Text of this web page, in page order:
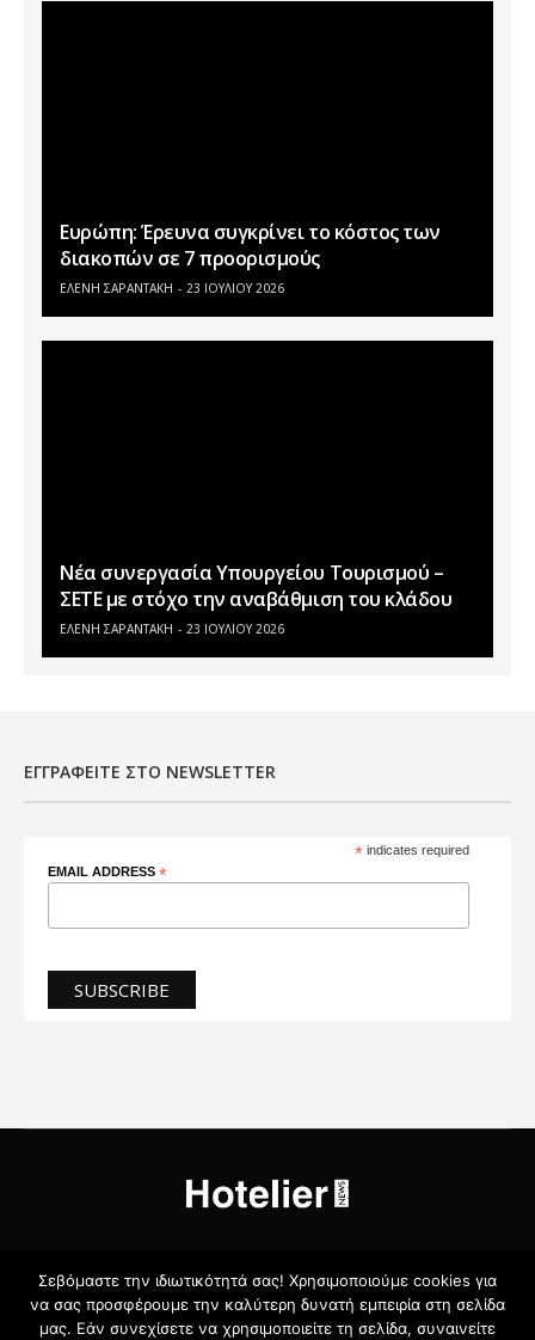
Ευρώπη: Έρευνα συγκρίνει το κόστος των
διακοπών σε 7 προορισμούς
ΕΛΕΝΗ ΣΑΡΑΝΤΑΚΗ 23 ΙΟΥΛΊΟΥ 2026
Νέα συνεργασία Υπουργείου Τουρισμού –
ΣΕΤΕ με στόχο την αναβάθμιση του κλάδου
ΕΛΕΝΗ ΣΑΡΑΝΤΑΚΗ 23 ΙΟΥΛΊΟΥ 2026
ΕΓΓΡΑΦΕΊΤΕ ΣΤΟ NEWSLETTER
* indicates required
EMAIL ADDRESS *
PROFILES
ΠΟΞ ΔΙΑΦΗΜΙΣΗ
ΣΧΕΤΙΚΆ ΜΕ ΕΜΆΣ
ΌΡΟΙ ΧΡΉΣΗΣ
ΠΟΛΙΤΙΚΉ ΓΙΑ ΤΑ COOKIES
Σεβόμαστε την ιδιωτικότητά σας! Χρησιμοποιούμε cookies για
να σας προσφέρουμε την καλύτερη δυνατή εμπειρία στη σελίδα
μας. Εάν συνεχίσετε να χρησιμοποιείτε τη σελίδα, συναινείτε